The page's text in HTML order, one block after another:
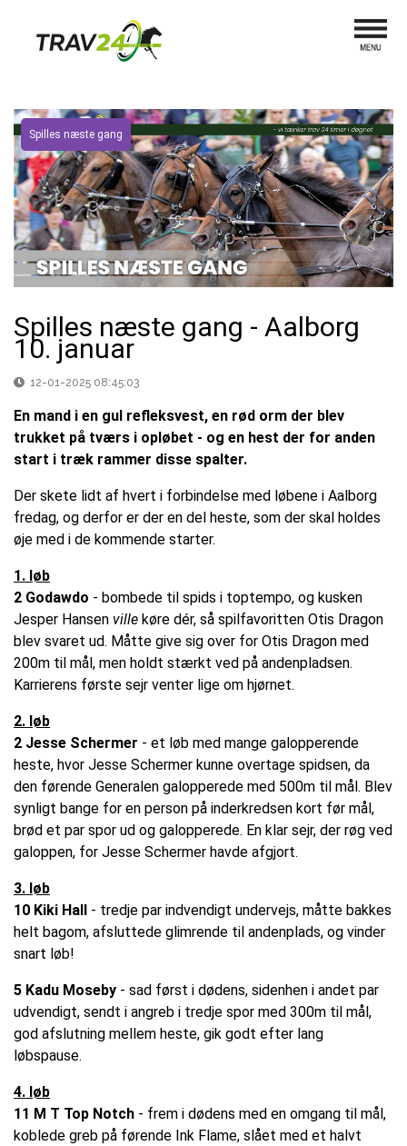
Spilles næste gang
Spilles næste gang - Aalborg
10. januar
12-01-2025 08:45:03
En mand i en gul refleksvest, en rød orm der blev
trukket på tværs i opløbet - og en hest der for anden
start i træk rammer disse spalter.
Der skete lidt af hvert i forbindelse med løbene i Aalborg
fredag, og derfor er der en del heste, som der skal holdes
øje med i de kommende starter.
1. løb
2 Godawdo - bombede til spids i toptempo, og kusken
Jesper Hansen ville køre dér, så spilfavoritten Otis Dragon
blev svaret ud. Måtte give sig over for Otis Dragon med
200m til mål, men holdt stærkt ved på andenpladsen.
Karrierens første sejr venter lige om hjørnet.
2. løb
2 Jesse Schermer - et løb med mange galopperende
heste, hvor Jesse Schermer kunne overtage spidsen, da
den førende Generalen galopperede med 500m til mål. Blev
synligt bange for en person på inderkredsen kort før mål,
brød et par spor ud og galopperede. En klar sejr, der røg ved
galoppen, for Jesse Schermer havde afgjort.
3. løb
10 Kiki Hall
- tredje par indvendigt undervejs, måtte bakkes
helt bagom, afsluttede glimrende til andenplads, og vinder
snart løb!
5 Kadu Moseby - sad først i dødens, sidenhen i andet par
udvendigt, sendt i angreb i tredje spor med 300m til mål,
god afslutning mellem heste, gik godt efter lang
løbspause.
4. løb
11 M T Top Notch - frem i dødens med en omgang til mål,
koblede greb på førende Ink Flame, slået med et halvt